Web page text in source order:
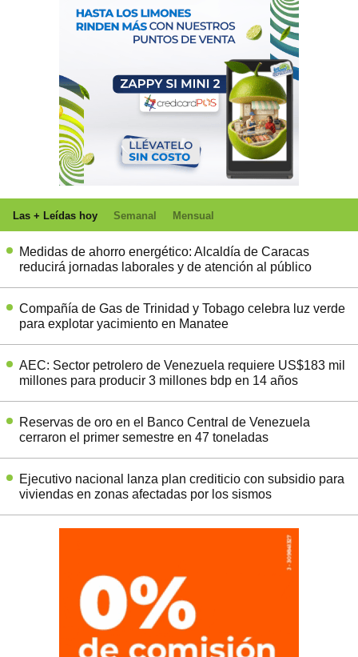
Las + Leídas hoy Semanal Mensual
Medidas de ahorro energético: Alcaldía de Caracas
reducirá jornadas laborales y de atención al público
Compañía de Gas de Trinidad y Tobago celebra luz verde
para explotar yacimiento en Manatee
AEC: Sector petrolero de Venezuela requiere US$183 mil
millones para producir 3 millones bdp en 14 años
Reservas de oro en el Banco Central de Venezuela
cerraron el primer semestre en 47 toneladas
Ejecutivo nacional lanza plan crediticio con subsidio para
viviendas en zonas afectadas por los sismos